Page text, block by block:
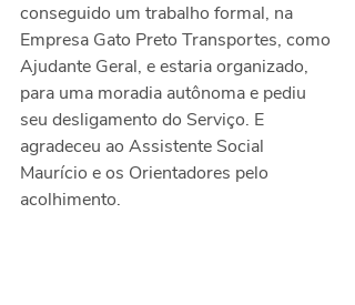
conseguido um trabalho formal, na
Empresa Gato Preto Transportes, como
Ajudante Geral, e estaria organizado,
para uma moradia autônoma e pediu
seu desligamento do Serviço. E
agradeceu ao Assistente Social
Maurício e os Orientadores pelo
acolhimento.